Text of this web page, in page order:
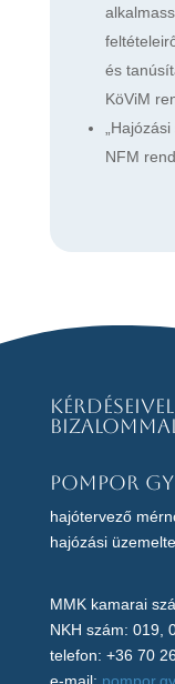
és
KöViM
NFM
Pompor
hajótervező
hajózási
MMK kamarai
NKH szám: 019,
telefon: +36 70
e-mail: